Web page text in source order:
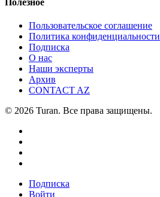
Пользовательское соглашение
Политика конфиденциальности
Подписка
О нас
Наши эксперты
Архив
CONTACT AZ
© 2026 Turan. Все права защищены.
Подписка
Войти